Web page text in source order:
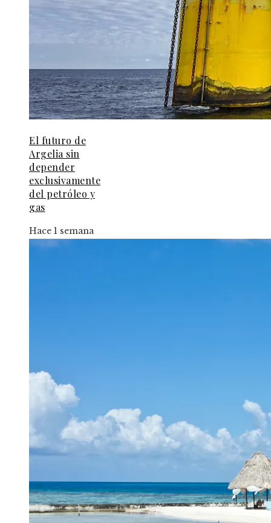
El futuro de
Argelia sin
depender
exclusivamente
del petróleo y
gas
Hace 1 semana